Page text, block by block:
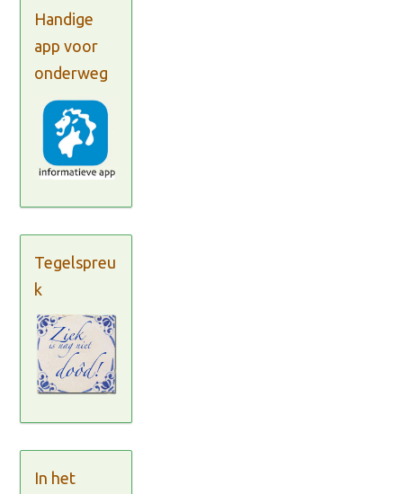
Handige
app voor
onderweg
Tegelspreu
k
In het